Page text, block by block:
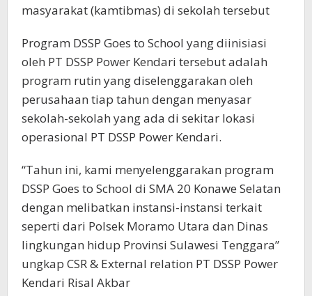
masyarakat (kamtibmas) di sekolah tersebut
Program DSSP Goes to School yang diinisiasi
oleh PT DSSP Power Kendari tersebut adalah
program rutin yang diselenggarakan oleh
perusahaan tiap tahun dengan menyasar
sekolah-sekolah yang ada di sekitar lokasi
operasional PT DSSP Power Kendari.
“Tahun ini, kami menyelenggarakan program
DSSP Goes to School di SMA 20 Konawe Selatan
dengan melibatkan instansi-instansi terkait
seperti dari Polsek Moramo Utara dan Dinas
lingkungan hidup Provinsi Sulawesi Tenggara”
ungkap CSR & External relation PT DSSP Power
Kendari Risal Akbar